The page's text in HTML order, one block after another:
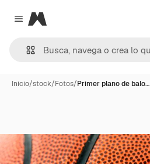
Close menu
Magnific
Inicio/stock/Fotos/Primer plano de balo…